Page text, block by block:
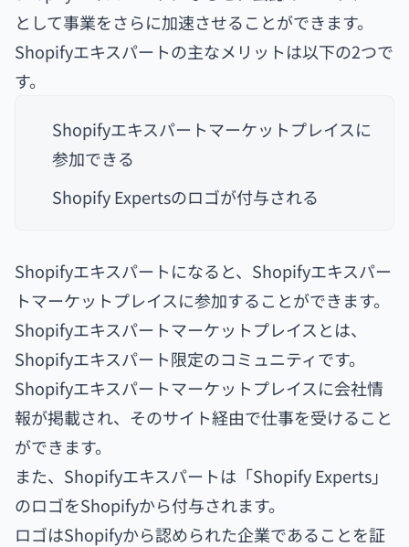
として事業をさらに加速させることができます。
Shopifyエキスパートの主なメリットは以下の2つで
す。
Shopifyエキスパートマーケットプレイスに
参加できる
Shopify Expertsのロゴが付与される
Shopifyエキスパートになると、Shopifyエキスパー
トマーケットプレイスに参加することができます。
Shopifyエキスパートマーケットプレイスとは、
Shopifyエキスパート限定のコミュニティです。
Shopifyエキスパートマーケットプレイスに会社情
報が掲載され、そのサイト経由で仕事を受けること
ができます。
また、Shopifyエキスパートは「Shopify Experts」
のロゴをShopifyから付与されます。
ロゴはShopifyから認められた企業であることを証